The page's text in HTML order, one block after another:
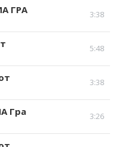
3:38
ГРА
5:48
3:38
3:26
Гра